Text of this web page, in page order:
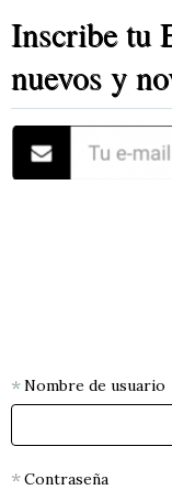
Inscribe tu
nuevos y
Nombre de usuario
Contraseña